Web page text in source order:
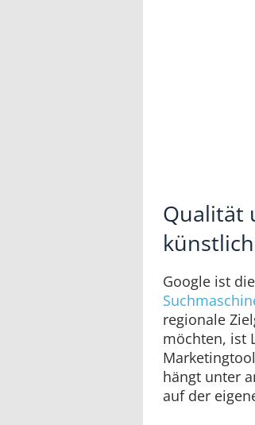
Qualität
Google ist
regionale
möchten, ist
hängt unter
auf der